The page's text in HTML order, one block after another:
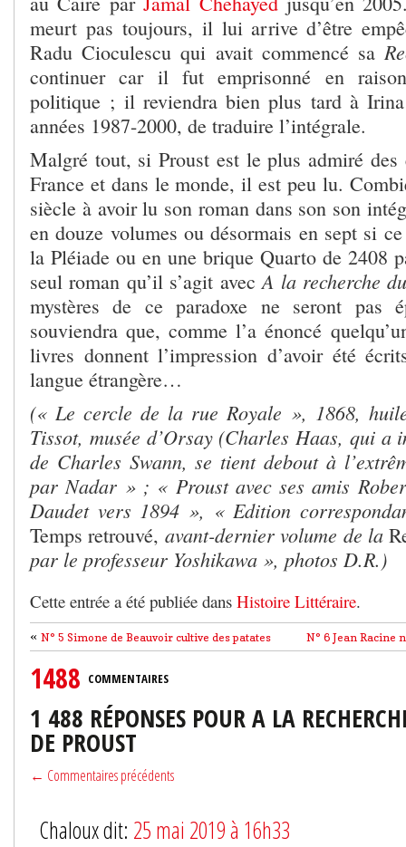
meurt pas toujours, il lui arrive d’être
Radu Cioculescu qui avait commencé sa
continuer car il fut emprisonné en
politique ; il reviendra bien plus tard à
années 1987-2000, de traduire l’intégrale.
Malgré tout, si Proust est le plus admiré des
France et dans le monde, il est peu lu.
siècle à avoir lu son roman dans son son
en douze volumes ou désormais en sept si
la Pléiade ou en une brique Quarto de 2408
seul roman qu’il s’agit avecA la recherche
mystères de ce paradoxe ne seront pas
souviendra que, comme l’a énoncé
livres donnent l’impression d’avoir été
langue étrangère…
(« Le cercle de la rue Royale », 1868,
Tissot, musée d’Orsay (Charles Haas, qui a
de Charles Swann, se tient debout à
par Nadar » ; « Proust avec ses amis
Daudet vers 1894 », « Edition
Temps retrouvé, avant-dernier volume de la
par le professeur Yoshikawa », photos D.R.)
Cette entrée a été publiée dans Histoire Littéraire.
N° 6 Jean Racine
« N° 5 Simone de Beauvoir cultive des patates
1488 COMMENTAIRES
1 488 RÉPONSES POUR A LA
DE PROUST
← Commentaires précédents
Chaloux dit: 25 mai 2019 à 16h33